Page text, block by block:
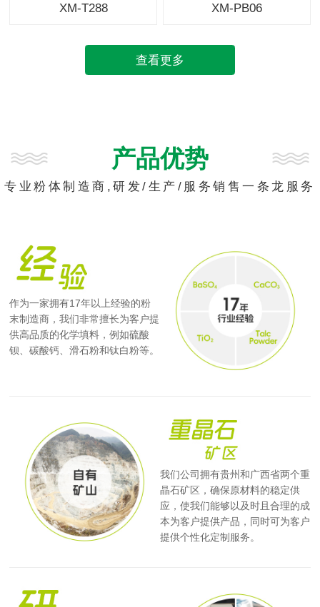
XM-T288 XM-PB06
查看更多
产品优势
专业粉体制造商,研发/生产/服务销售一条龙服务
作为一家拥有17年以上经验的粉
末制造商，我们非常擅长为客户提
供高品质的化学填料，例如硫酸
钡、碳酸钙、滑石粉和钛白粉等。
我们公司拥有贵州和广西省两个重
晶石矿区，确保原材料的稳定供
应，使我们能够以及时且合理的成
本为客户提供产品，同时可为客户
提供个性化定制服务。